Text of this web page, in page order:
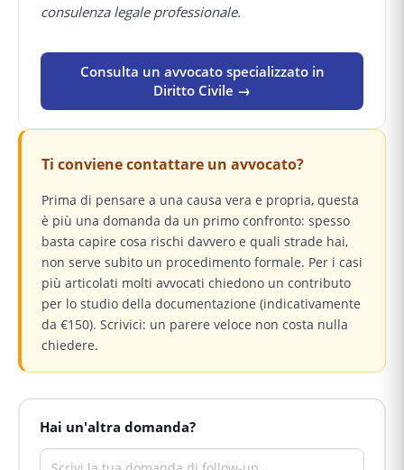
consulenza legale professionale.
Consulta un avvocato specializzato in
Diritto Civile →
Ti conviene contattare un avvocato?
Prima di pensare a una causa vera e propria, questa
è più una domanda da un primo confronto: spesso
basta capire cosa rischi davvero e quali strade hai,
non serve subito un procedimento formale. Per i casi
più articolati molti avvocati chiedono un contributo
per lo studio della documentazione (indicativamente
da €150). Scrivici: un parere veloce non costa nulla
chiedere.
Hai un'altra domanda?